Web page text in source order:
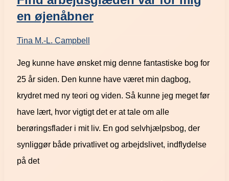
en øjenåbner
Tina M.-L. Campbell
Jeg kunne have ønsket mig denne fantastiske bog for
25 år siden. Den kunne have været min dagbog,
krydret med ny teori og viden. Så kunne jeg meget før
have lært, hvor vigtigt det er at tale om alle
berøringsflader i mit liv. En god selvhjælpsbog, der
synliggør både privatlivet og arbejdslivet, indflydelse
på det